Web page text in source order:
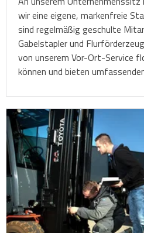
wir eine eigene, markenfreie
sind regelmäßig geschulte
Gabelstapler und
von unserem Vor-Ort-Service
können und bieten